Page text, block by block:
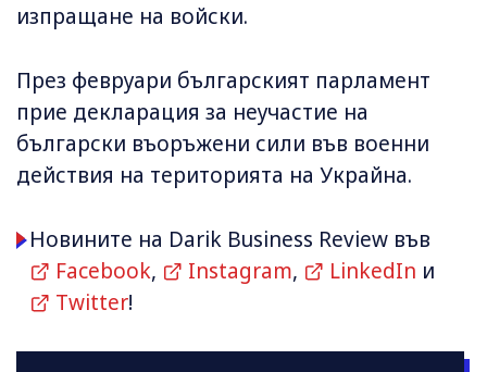
изпращане на войски.
През февруари българският парламент
прие декларация за неучастие на
български въоръжени сили във военни
действия на територията на Украйна.
Новините на Darik Business Review във
Facebook, Instagram, LinkedIn и
Twitter!